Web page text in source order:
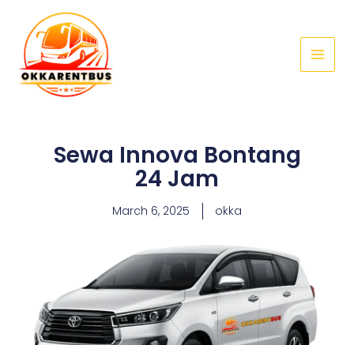
content
Menu
Sewa Innova Bontang
24 Jam
March 6, 2025 okka